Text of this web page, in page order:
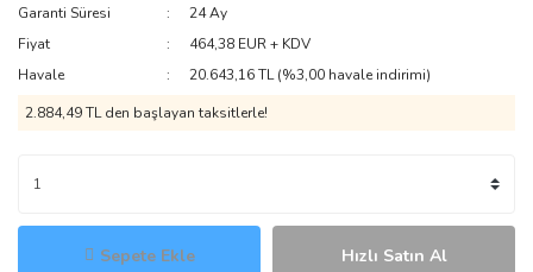
Garanti Süresi
24 Ay
Fiyat
464,38 EUR + KDV
Havale
20.643,16 TL (%3,00 havale indirimi)
2.884,49 TL den başlayan taksitlerle!
Sepete Ekle Hızlı Satın Al